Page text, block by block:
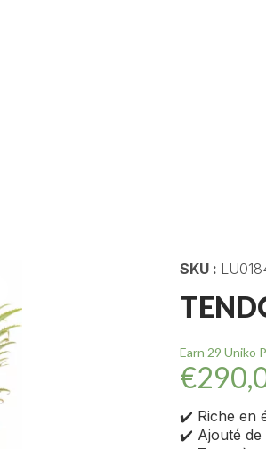
SKU :
Earn 29 Uniko
€
✔️ Riche en
✔️ Ajouté de